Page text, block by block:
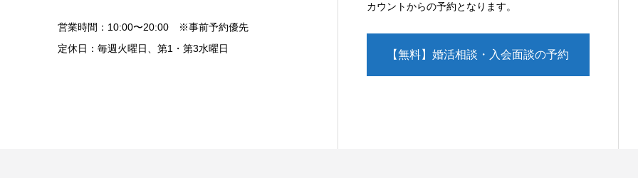
営業時間：10:00〜20:00 ※事前予約優先
定休日：毎週火曜日、第1・第3水曜日
カウントからの予約となります。
【無料】婚活相談・入会面談の予約